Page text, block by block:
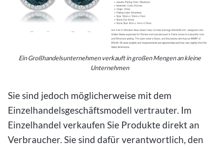
Ein Großhandelsunternehmen verkauft in großen Mengen an kleine
Unternehmen
Sie sind jedoch möglicherweise mit dem
Einzelhandelsgeschäftsmodell vertrauter. Im
Einzelhandel verkaufen Sie Produkte direkt an
Verbraucher. Sie sind dafür verantwortlich, den